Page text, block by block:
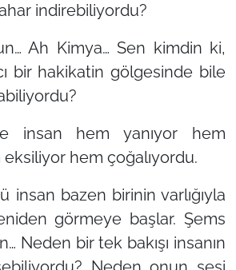
indirebiliyordu?
Ah Kimya… Sen kimdin ki,
bir hakikatin gölgesinde bile
insan hem yanıyor hem
hem çoğalıyordu.
insan bazen birinin varlığıyla
görmeye başlar. Şems
Neden bir tek bakışı insanın